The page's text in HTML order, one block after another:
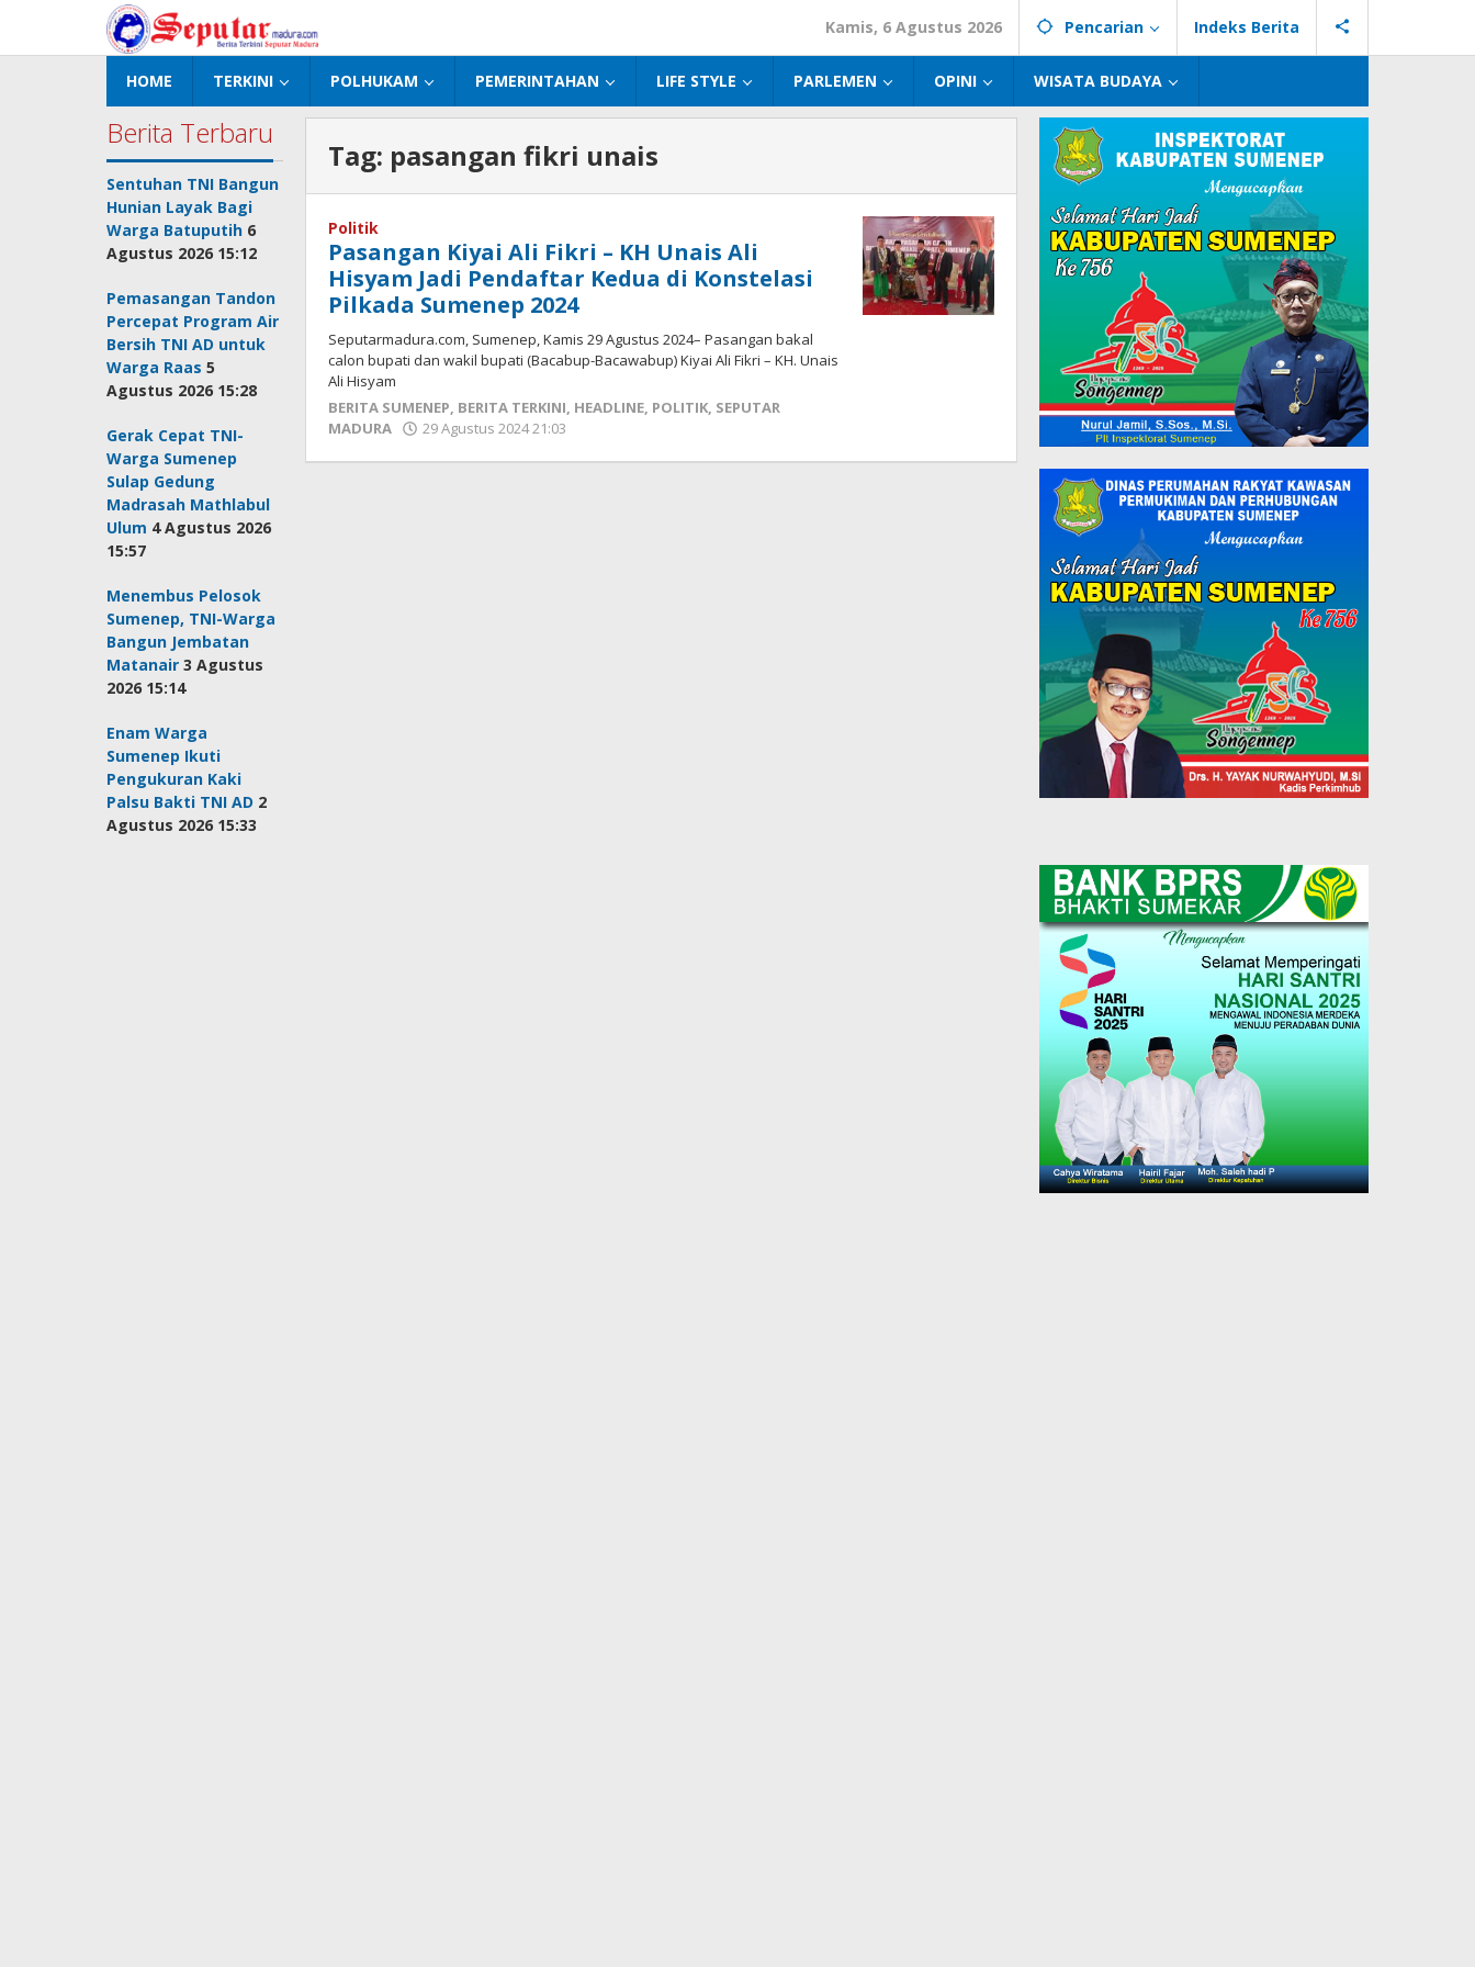
konten
Kamis, 6 Agustus 2026 Pencarian Indeks Berita
HOME TERKINI POLHUKAM PEMERINTAHAN LIFE STYLE PARLEMEN OPINI WISATA BUDAYA
Berita Terbaru
Sentuhan TNI Bangun
Hunian Layak Bagi
Warga Batuputih 6
Agustus 2026 15:12
Pemasangan Tandon
Percepat Program Air
Bersih TNI AD untuk
Warga Raas 5
Agustus 2026 15:28
Gerak Cepat TNI-
Warga Sumenep
Sulap Gedung
Madrasah Mathlabul
Ulum 4 Agustus 2026
15:57
Menembus Pelosok
Sumenep, TNI-Warga
Bangun Jembatan
Matanair 3 Agustus
2026 15:14
Enam Warga
Sumenep Ikuti
Pengukuran Kaki
Palsu Bakti TNI AD 2
Agustus 2026 15:33
Tag: pasangan fikri unais
Politik
Pasangan Kiyai Ali Fikri – KH Unais Ali
Hisyam Jadi Pendaftar Kedua di Konstelasi
Pilkada Sumenep 2024
Seputarmadura.com, Sumenep, Kamis 29 Agustus 2024– Pasangan bakal
calon bupati dan wakil bupati (Bacabup-Bacawabup) Kiyai Ali Fikri – KH. Unais
Ali Hisyam
BERITA SUMENEP, BERITA TERKINI, HEADLINE, POLITIK, SEPUTAR
MADURA
29 Agustus 2024 21:03